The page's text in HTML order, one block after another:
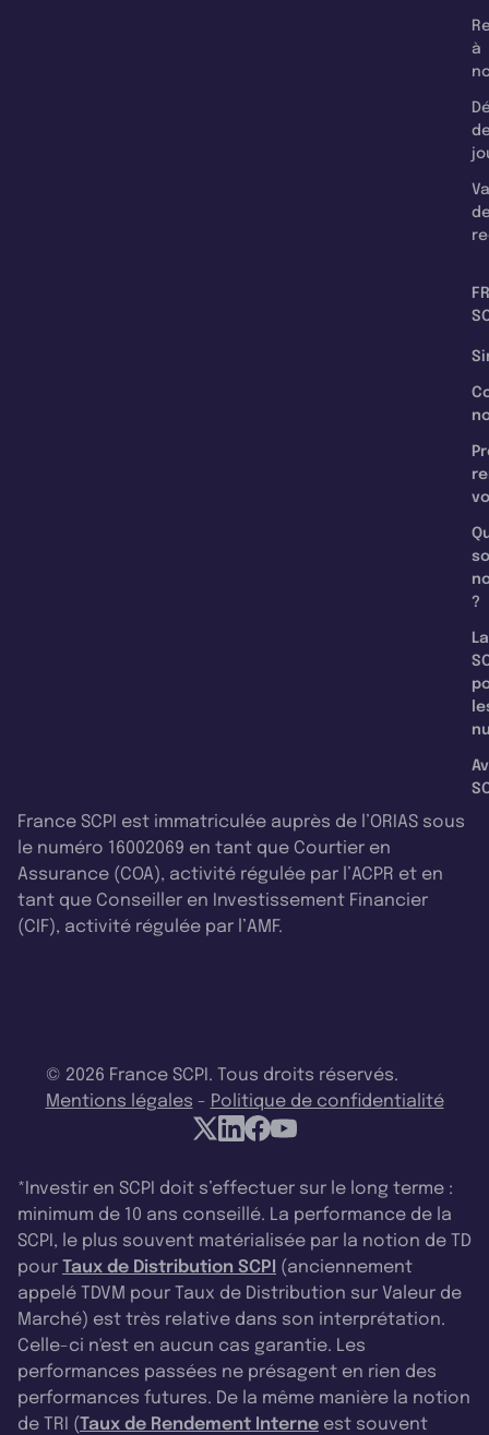
à
?
La
France SCPI est immatriculée auprès de l’ORIAS sous
le numéro 16002069 en tant que Courtier en
Assurance (COA), activité régulée par l’ACPR et en
tant que Conseiller en Investissement Financier
(CIF), activité régulée par l’AMF.
© 2026 France SCPI. Tous droits réservés.
Mentions légales - Politique de confidentialité
*Investir en SCPI doit s’effectuer sur le long terme :
minimum de 10 ans conseillé. La performance de la
SCPI, le plus souvent matérialisée par la notion de TD
pour Taux de Distribution SCPI (anciennement
appelé TDVM pour Taux de Distribution sur Valeur de
Marché) est très relative dans son interprétation.
Celle-ci n'est en aucun cas garantie. Les
performances passées ne présagent en rien des
performances futures. De la même manière la notion
de TRI (Taux de Rendement Interne est souvent